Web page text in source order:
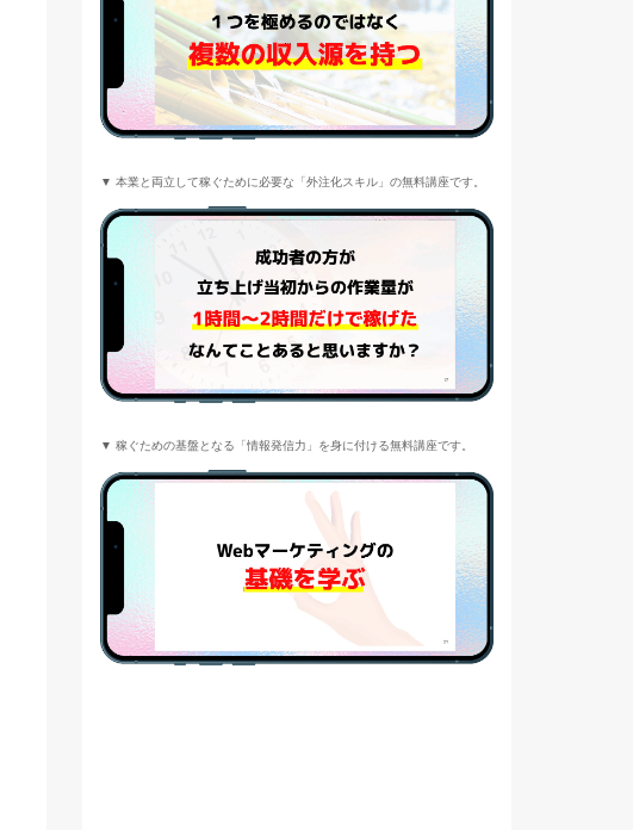
▼ 本業と両立して稼ぐために必要な「外注化スキル」の無料講座です。
▼ 稼ぐための基盤となる「情報発信力」を身に付ける無料講座です。